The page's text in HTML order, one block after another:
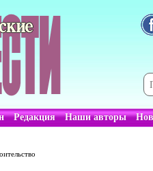
Редакция Наши авторы